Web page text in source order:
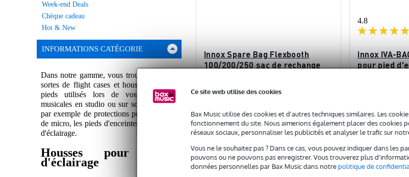
Ce site web utilise des cookies
Bax Music utilise des cookies et d'autres techniques similaires. Les
fonctionnement du site. Nous aimerions également placer des cookies
réseaux sociaux, personnaliser les publicités et analyser le trafic sur
Vous ne le souhaitez pas ? Dans ce cas, vous pouvez indiquer dans les
pouvons ou ne pouvons pas enregistrer. Vous trouverez plus
données personnelles par Bax Music dans notrepolitique de
Week-end Deals
Chèque cadeau
Hot & New
INFORMATIONS CATÉGORIE
Dans notre gamme, vous trouverez toutes
sortes de flight cases et housses pour les
pieds utilisés lors de vos prestations
musicales en studio ou sur scène. Il s'agit
par exemple de protections pour les pieds
de micro, les pieds d'enceintes et les pieds
d'éclairage.
Housses pour pieds
d'éclairage
Innox Spare Bag Flexbooth
100/200/250 sac de rechange
En stock
Prix public
28 €
17,50 €
Ajouter au panier
4.8
Innox IVA-
pour pied
Prix public
15,90 €